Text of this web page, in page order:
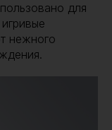
для
нежного